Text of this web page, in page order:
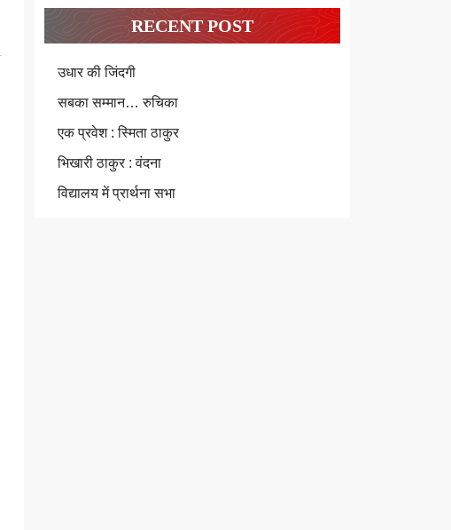
RECENT POST
उधार की जिंदगी
सबका सम्मान… रुचिका
एक प्रवेश : स्मिता ठाकुर
भिखारी ठाकुर : वंदना
विद्यालय में प्रार्थना सभा